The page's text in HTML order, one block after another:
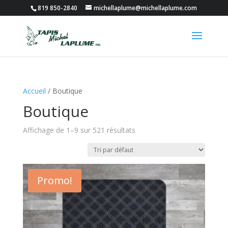
819 850-2840 michellaplume@michellaplume.com
Accueil / Boutique
Boutique
Affichage de 1–9 sur 521 résultats
Promo!